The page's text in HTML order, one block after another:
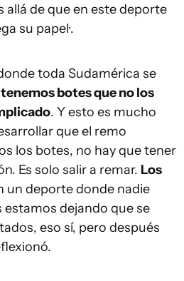
allá de que en este deporte
su papel·.
toda Sudamérica se
tenemos botes que no los
. Y esto es mucho
que el remo
los botes, no hay que tener
Es solo salir a remar. Los
un deporte donde nadie
estamos dejando que se
eso sí, pero después